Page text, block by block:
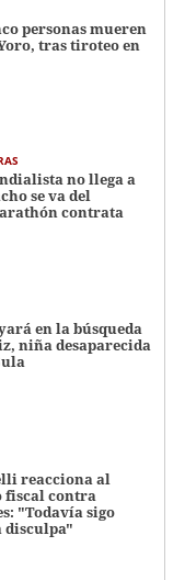
personas mueren
tras tiroteo en
no llega a
se va del
contrata
en la búsqueda
niña desaparecida
reacciona al
fiscal contra
"Todavía sigo
disculpa"